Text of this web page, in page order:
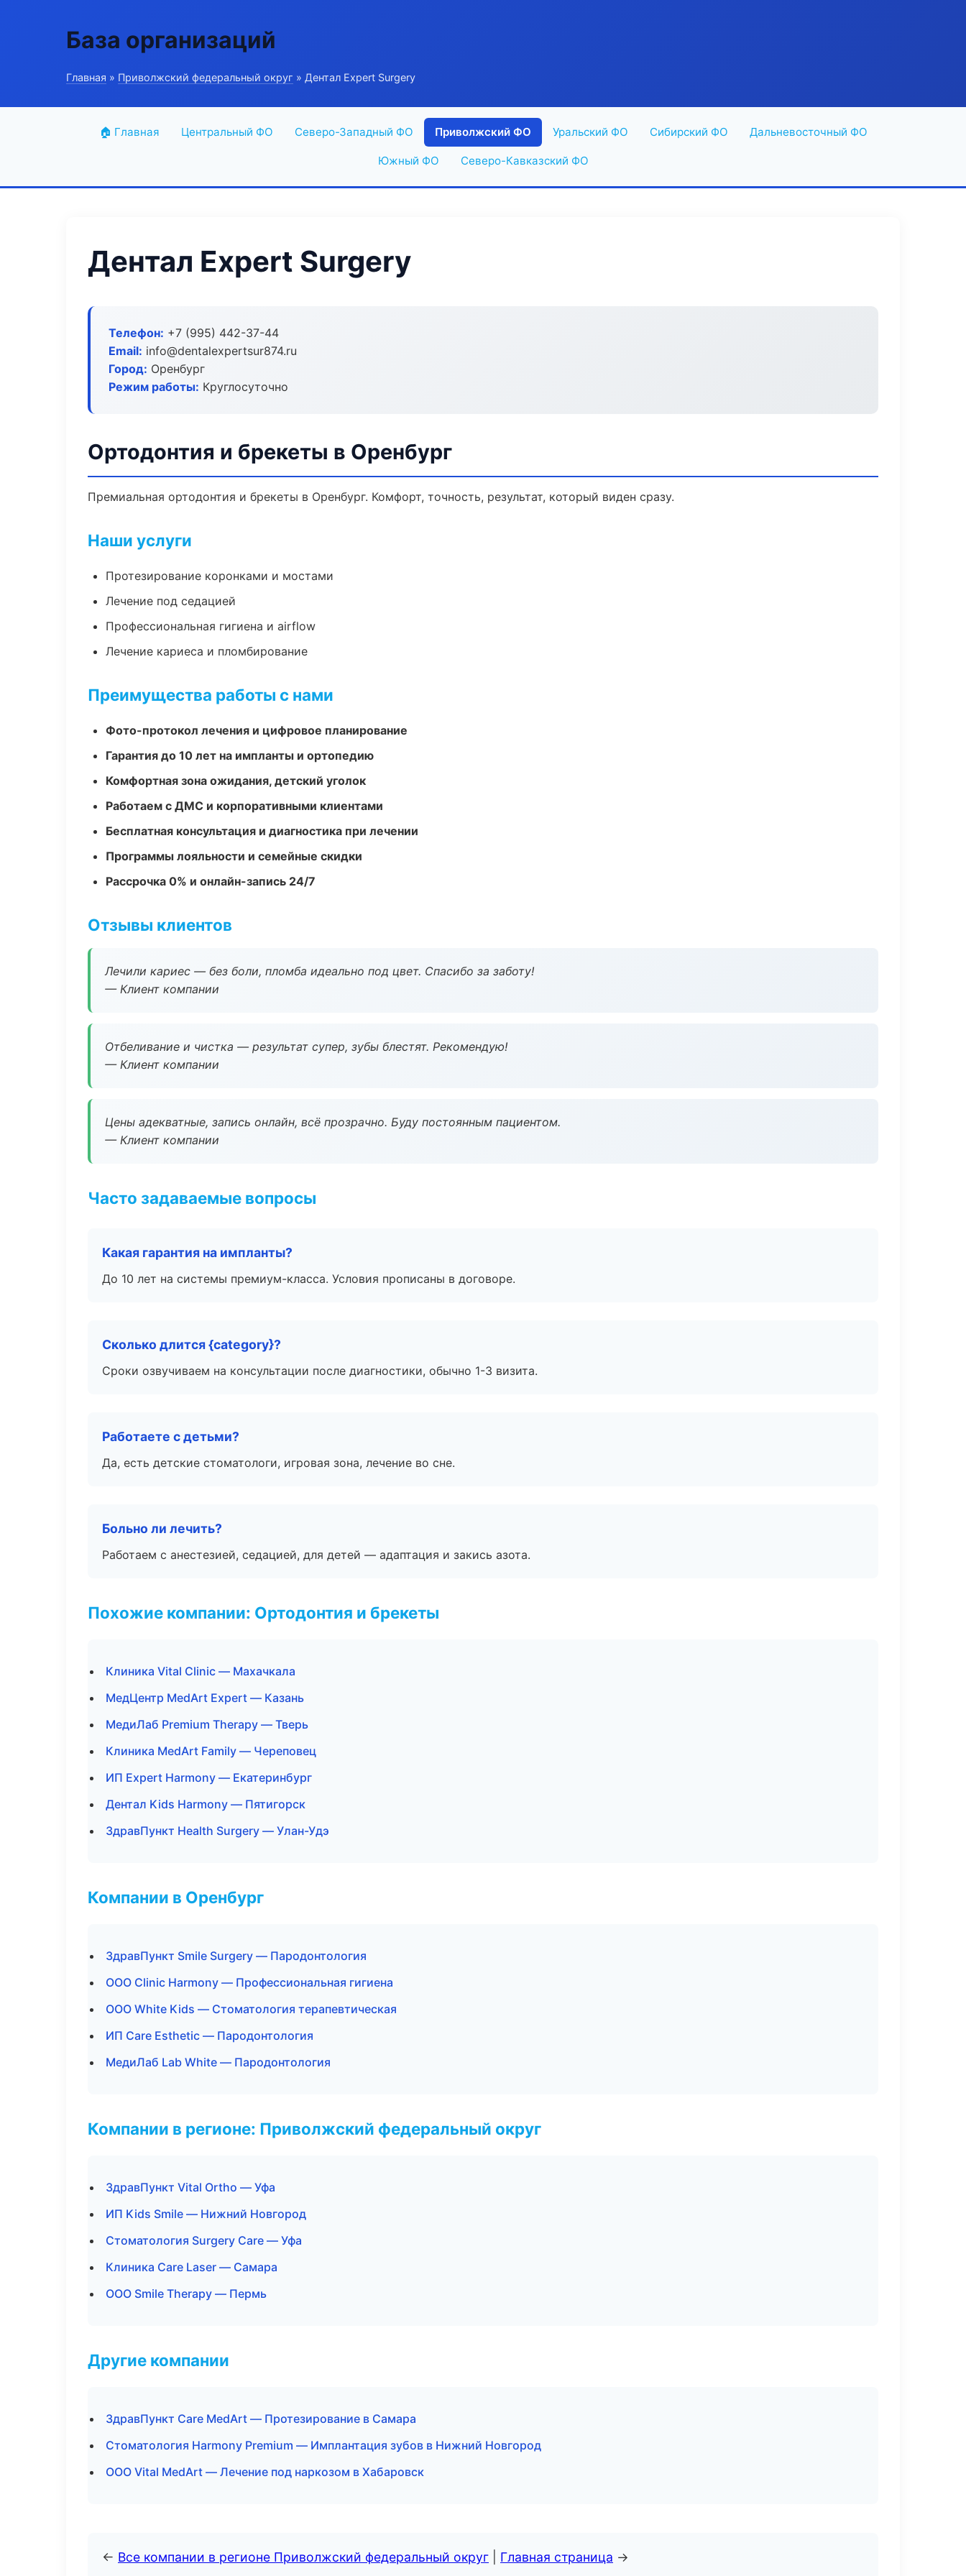
База организаций
Главная » Приволжский федеральный округ » Дентал Expert Surgery
🏠 Главная Центральный ФО Северо-Западный ФО Приволжский ФО Уральский ФО Сибирский ФО Дальневосточный ФО
Южный ФО Северо-Кавказский ФО
Дентал Expert Surgery
Телефон: +7 (995) 442-37-44
Email: info@dentalexpertsur874.ru
Город: Оренбург
Режим работы: Круглосуточно
Ортодонтия и брекеты в Оренбург
Премиальная ортодонтия и брекеты в Оренбург. Комфорт, точность, результат, который виден сразу.
Наши услуги
Протезирование коронками и мостами
Лечение под седацией
Профессиональная гигиена и airflow
Лечение кариеса и пломбирование
Преимущества работы с нами
Фото-протокол лечения и цифровое планирование
Гарантия до 10 лет на импланты и ортопедию
Комфортная зона ожидания, детский уголок
Работаем с ДМС и корпоративными клиентами
Бесплатная консультация и диагностика при лечении
Программы лояльности и семейные скидки
Рассрочка 0% и онлайн-запись 24/7
Отзывы клиентов
Лечили кариес — без боли, пломба идеально под цвет. Спасибо за заботу!
— Клиент компании
Отбеливание и чистка — результат супер, зубы блестят. Рекомендую!
— Клиент компании
Цены адекватные, запись онлайн, всё прозрачно. Буду постоянным пациентом.
— Клиент компании
Часто задаваемые вопросы
Какая гарантия на импланты?
До 10 лет на системы премиум-класса. Условия прописаны в договоре.
Сколько длится {category}?
Сроки озвучиваем на консультации после диагностики, обычно 1-3 визита.
Работаете с детьми?
Да, есть детские стоматологи, игровая зона, лечение во сне.
Больно ли лечить?
Работаем с анестезией, седацией, для детей — адаптация и закись азота.
Похожие компании: Ортодонтия и брекеты
Клиника Vital Clinic — Махачкала
МедЦентр MedArt Expert — Казань
МедиЛаб Premium Therapy — Тверь
Клиника MedArt Family — Череповец
ИП Expert Harmony — Екатеринбург
Дентал Kids Harmony — Пятигорск
ЗдравПункт Health Surgery — Улан-Удэ
Компании в Оренбург
ЗдравПункт Smile Surgery — Пародонтология
ООО Clinic Harmony — Профессиональная гигиена
ООО White Kids — Стоматология терапевтическая
ИП Care Esthetic — Пародонтология
МедиЛаб Lab White — Пародонтология
Компании в регионе: Приволжский федеральный округ
ЗдравПункт Vital Ortho — Уфа
ИП Kids Smile — Нижний Новгород
Стоматология Surgery Care — Уфа
Клиника Care Laser — Самара
ООО Smile Therapy — Пермь
Другие компании
ЗдравПункт Care MedArt — Протезирование в Самара
Стоматология Harmony Premium — Имплантация зубов в Нижний Новгород
ООО Vital MedArt — Лечение под наркозом в Хабаровск
← Все компании в регионе Приволжский федеральный округ Главная страница →